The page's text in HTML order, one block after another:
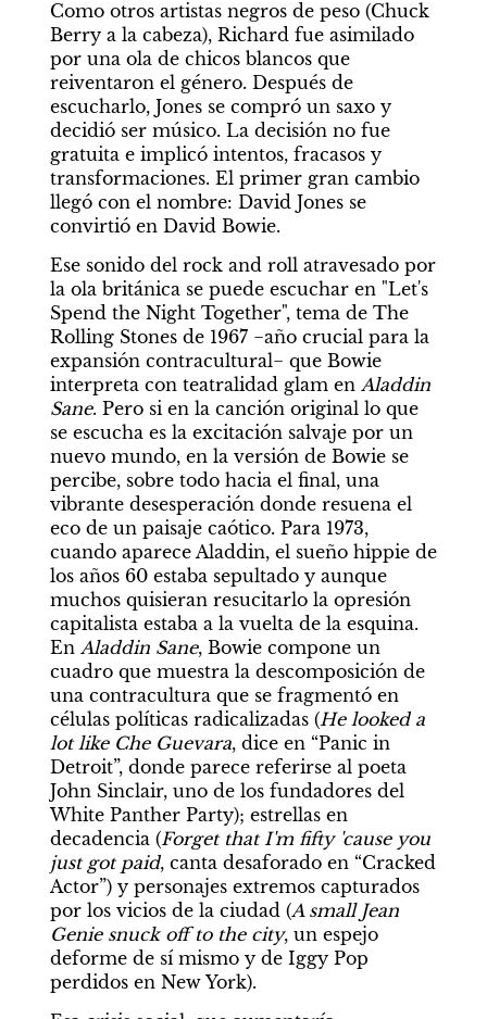
Como otros artistas negros de peso (Chuck
Berry a la cabeza), Richard fue asimilado
por una ola de chicos blancos que
reiventaron el género. Después de
escucharlo, Jones se compró un saxo y
decidió ser músico. La decisión no fue
gratuita e implicó intentos, fracasos y
transformaciones. El primer gran cambio
llegó con el nombre: David Jones se
convirtió en David Bowie.
Ese sonido del rock and roll atravesado por
la ola británica se puede escuchar en "Let's
Spend the Night Together", tema de The
Rolling Stones de 1967 −año crucial para la
expansión contracultural− que Bowie
interpreta con teatralidad glam en Aladdin
Sane. Pero si en la canción original lo que
se escucha es la excitación salvaje por un
nuevo mundo, en la versión de Bowie se
percibe, sobre todo hacia el final, una
vibrante desesperación donde resuena el
eco de un paisaje caótico. Para 1973,
cuando aparece Aladdin, el sueño hippie de
los años 60 estaba sepultado y aunque
muchos quisieran resucitarlo la opresión
capitalista estaba a la vuelta de la esquina.
En Aladdin Sane, Bowie compone un
cuadro que muestra la descomposición de
una contracultura que se fragmentó en
células políticas radicalizadas (He looked a
lot like Che Guevara, dice en “Panic in
Detroit”, donde parece referirse al poeta
John Sinclair, uno de los fundadores del
White Panther Party); estrellas en
decadencia (Forget that I'm fifty 'cause you
just got paid, canta desaforado en “Cracked
Actor”) y personajes extremos capturados
por los vicios de la ciudad (A small Jean
Genie snuck off to the city, un espejo
deforme de sí mismo y de Iggy Pop
perdidos en New York).